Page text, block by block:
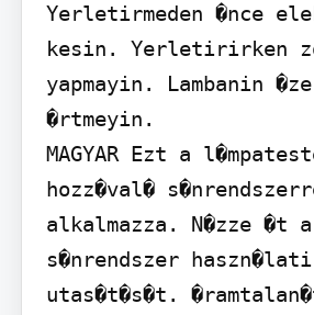
Yerletirmeden �nce
kesin. Yerletirirken
yapmayin. Lambanin
�rtmeyin.
MAGYAR Ezt a
hozz�val�
alkalmazza. N�zze �t a
s�nrendszer haszn�lati
utas�t�s�t.